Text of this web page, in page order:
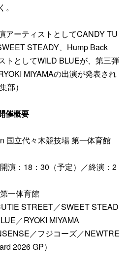
アーティストとしてCANDY TU
STEADY、Hump Back
トとしてWILD BLUEが、第三弾
MIYAMAの出演が発表され
部）
催概要
国立代々木競技場 第一体育館
演：18：30（予定）／終演：2
一体育館
STREET／SWEET STEAD
／RYOKI MIYAMA
／フジコーズ／NEWTRE
2026 GP）